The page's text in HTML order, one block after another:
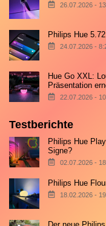
26.07.2026 -
Philips Hue
24.07.2026 -
Hue Go XXL:
Präsentation
22.07.2026 -
Testberichte
Philips Hue
Signe?
02.07.2026 -
Philips Hue
18.02.2026 -